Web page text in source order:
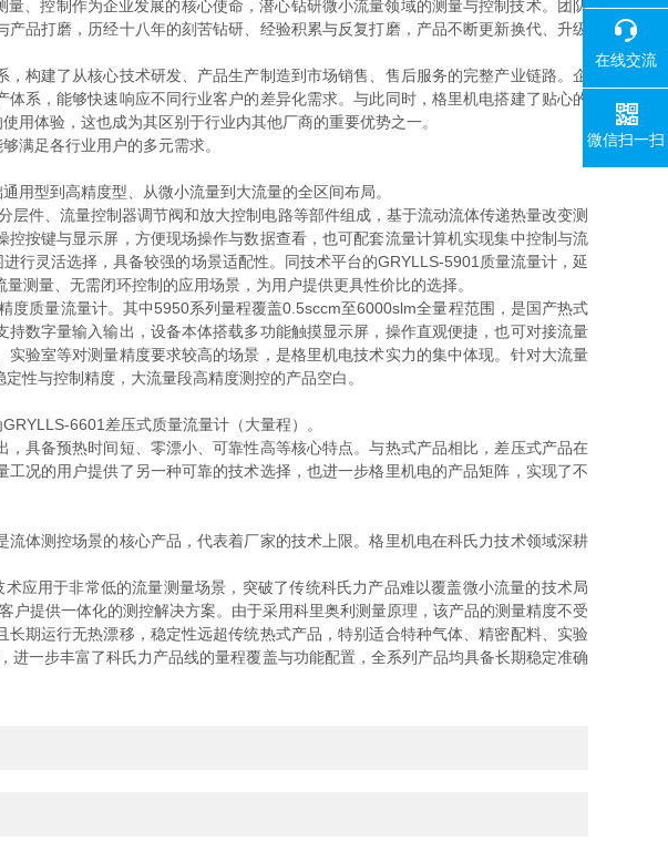
、控制作为企业发展的核心使命，潜心钻研微小流量领域的测量与控制技术。团队
品打磨，历经十八年的刻苦钻研、经验积累与反复打磨，产品不断更新换代、升级
建了从核心技术研发、产品生产制造到市场销售、售后服务的完整产业链路。企
系，能够快速响应不同行业客户的差异化需求。与此同时，格里机电搭建了贴心的
用体验，这也成为其区别于行业内其他厂商的重要优势之一。
足各行业用户的多元需求。
型到高精度型、从微小流量到大流量的全区间布局。
件、流量控制器调节阀和放大控制电路等部件组成，基于流动流体传递热量改变测
按键与显示屏，方便现场操作与数据查看，也可配套流量计算机实现集中控制与流
行灵活选择，具备较强的场景适配性。同技术平台的GRYLLS-5901质量流量计，延
测量、无需闭环控制的应用场景，为用户提供更具性价比的选择。
质量流量计。其中5950系列量程覆盖0.5sccm至6000slm全量程范围，是国产热式
数字量输入输出，设备本体搭载多功能触摸显示屏，操作直观便捷，也可对接流量
验室等对测量精度要求较高的场景，是格里机电技术实力的集中体现。针对大流量
性与控制精度，大流量段高精度测控的产品空白。
6601差压式质量流量计（大量程）。
备预热时间短、零漂小、可靠性高等核心特点。与热式产品相比，差压式产品在
况的用户提供了另一种可靠的技术选择，也进一步格里机电的产品矩阵，实现了不
测控场景的核心产品，代表着厂家的技术上限。格里机电在科氏力技术领域深耕
用于非常低的流量测量场景，突破了传统科氏力产品难以覆盖微小流量的技术局
提供一体化的测控解决方案。由于采用科里奥利测量原理，该产品的测量精度不受
期运行无热漂移，稳定性远超传统热式产品，特别适合特种气体、精密配料、实验
一步丰富了科氏力产品线的量程覆盖与功能配置，全系列产品均具备长期稳定准确
在线交流
微信扫一扫